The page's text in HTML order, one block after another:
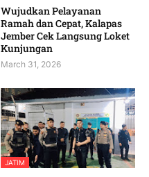
Wujudkan Pelayanan
Ramah dan Cepat, Kalapas
Jember Cek Langsung Loket
Kunjungan
March 31, 2026
JATIM